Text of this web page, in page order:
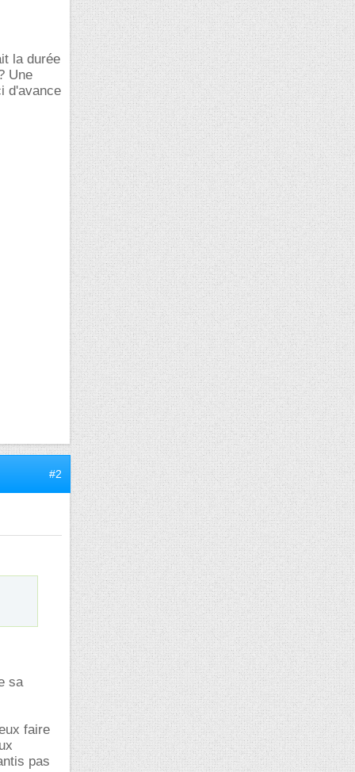
la durée
Une
d'avance
#2
sa
faire
pas